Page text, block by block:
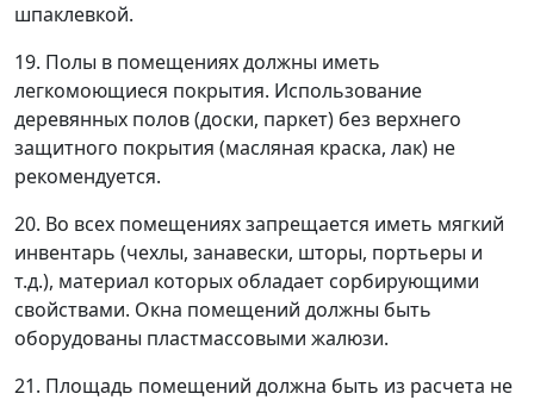
шпаклевкой.
19. Полы в помещениях должны иметь
легкомоющиеся покрытия. Использование
деревянных полов (доски, паркет) без верхнего
защитного покрытия (масляная краска, лак) не
рекомендуется.
20. Во всех помещениях запрещается иметь мягкий
инвентарь (чехлы, занавески, шторы, портьеры и
т.д.), материал которых обладает сорбирующими
свойствами. Окна помещений должны быть
оборудованы пластмассовыми жалюзи.
21. Площадь помещений должна быть из расчета не